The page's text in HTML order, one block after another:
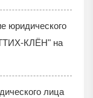
юридического
КЛЁН" на
лица